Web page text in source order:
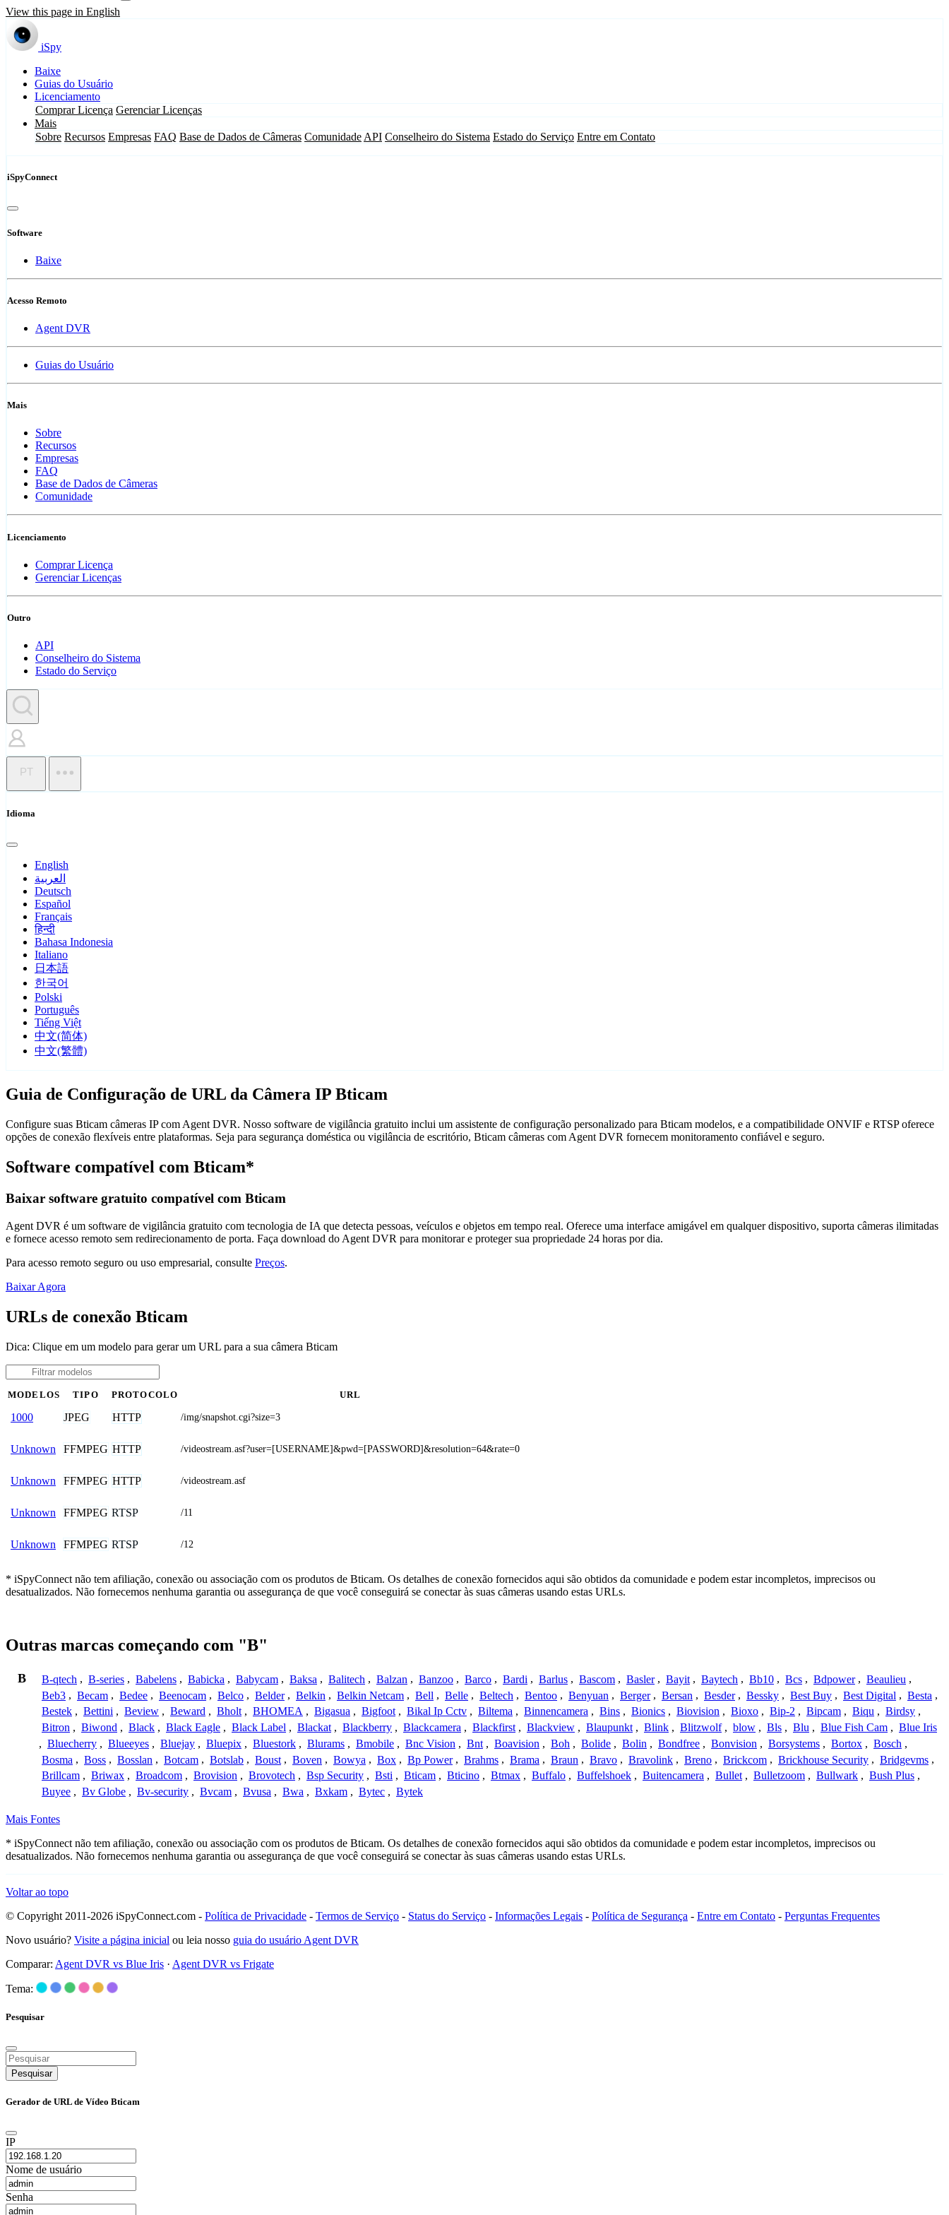
View this page in English
iSpy
Baixe
Guias do Usuário
Licenciamento
Comprar Licença Gerenciar Licenças
Mais
Sobre Recursos Empresas FAQ Base de Dados de Câmeras Comunidade API Conselheiro do Sistema Estado do Serviço Entre em Contato
iSpyConnect
Software
Baixe
Acesso Remoto
Agent DVR
Guias do Usuário
Mais
Sobre
Recursos
Empresas
FAQ
Base de Dados de Câmeras
Comunidade
Licenciamento
Comprar Licença
Gerenciar Licenças
Outro
API
Conselheiro do Sistema
Estado do Serviço
PT
Idioma
English
العربية
Deutsch
Español
Français
हिन्दी
Bahasa Indonesia
Italiano
日本語
한국어
Polski
Português
Tiếng Việt
中文(简体)
中文(繁體)
Guia de Configuração de URL da Câmera IP Bticam
Configure suas Bticam câmeras IP com Agent DVR. Nosso software de vigilância gratuito inclui um assistente de configuração personalizado para Bticam modelos, e a compatibilidade ONVIF e RTSP oferece
opções de conexão flexíveis entre plataformas. Seja para segurança doméstica ou vigilância de escritório, Bticam câmeras com Agent DVR fornecem monitoramento confiável e seguro.
Software compatível com Bticam*
Baixar software gratuito compatível com Bticam
Agent DVR é um software de vigilância gratuito com tecnologia de IA que detecta pessoas, veículos e objetos em tempo real. Oferece uma interface amigável em qualquer dispositivo, suporta câmeras ilimitadas
e fornece acesso remoto sem redirecionamento de porta. Faça download do Agent DVR para monitorar e proteger sua propriedade 24 horas por dia.
Para acesso remoto seguro ou uso empresarial, consulte Preços.
Baixar Agora
URLs de conexão Bticam
Dica: Clique em um modelo para gerar um URL para a sua câmera Bticam
MODELOS TIPO PROTOCOLO URL
1000 JPEG HTTP /img/snapshot.cgi?size=3
Unknown FFMPEG HTTP /videostream.asf?user=[USERNAME]&pwd=[PASSWORD]&resolution=64&rate=0
Unknown FFMPEG HTTP /videostream.asf
Unknown FFMPEG RTSP /11
Unknown FFMPEG RTSP /12
* iSpyConnect não tem afiliação, conexão ou associação com os produtos de Bticam. Os detalhes de conexão fornecidos aqui são obtidos da comunidade e podem estar incompletos, imprecisos ou
desatualizados. Não fornecemos nenhuma garantia ou assegurança de que você conseguirá se conectar às suas câmeras usando estas URLs.
Outras marcas começando com "B"
B B-qtech , B-series , Babelens , Babicka , Babycam , Baksa , Balitech , Balzan , Banzoo , Barco , Bardi , Barlus , Bascom , Basler , Bayit , Baytech , Bb10 , Bcs , Bdpower , Beaulieu ,
Beb3 , Becam , Bedee , Beenocam , Belco , Belder , Belkin , Belkin Netcam , Bell , Belle , Beltech , Bentoo , Benyuan , Berger , Bersan , Besder , Bessky , Best Buy , Best Digital , Besta ,
Bestek , Bettini , Beview , Beward , Bholt , BHOMEA , Bigasua , Bigfoot , Bikal Ip Cctv , Biltema , Binnencamera , Bins , Bionics , Biovision , Bioxo , Bip-2 , Bipcam , Biqu , Birdsy ,
Bitron , Biwond , Black , Black Eagle , Black Label , Blackat , Blackberry , Blackcamera , Blackfirst , Blackview , Blaupunkt , Blink , Blitzwolf , blow , Bls , Blu , Blue Fish Cam , Blue Iris
, Bluecherry , Blueeyes , Bluejay , Bluepix , Bluestork , Blurams , Bmobile , Bnc Vision , Bnt , Boavision , Boh , Bolide , Bolin , Bondfree , Bonvision , Borsystems , Bortox , Bosch ,
Bosma , Boss , Bosslan , Botcam , Botslab , Boust , Boven , Bowya , Box , Bp Power , Brahms , Brama , Braun , Bravo , Bravolink , Breno , Brickcom , Brickhouse Security , Bridgevms ,
Brillcam , Briwax , Broadcom , Brovision , Brovotech , Bsp Security , Bsti , Bticam , Bticino , Btmax , Buffalo , Buffelshoek , Buitencamera , Bullet , Bulletzoom , Bullwark , Bush Plus ,
Buyee , Bv Globe , Bv-security , Bvcam , Bvusa , Bwa , Bxkam , Bytec , Bytek
Mais Fontes
* iSpyConnect não tem afiliação, conexão ou associação com os produtos de Bticam. Os detalhes de conexão fornecidos aqui são obtidos da comunidade e podem estar incompletos, imprecisos ou
desatualizados. Não fornecemos nenhuma garantia ou assegurança de que você conseguirá se conectar às suas câmeras usando estas URLs.
Voltar ao topo
© Copyright 2011-2026 iSpyConnect.com - Política de Privacidade - Termos de Serviço - Status do Serviço - Informações Legais - Política de Segurança - Entre em Contato - Perguntas Frequentes
Novo usuário? Visite a página inicial ou leia nosso guia do usuário Agent DVR
Comparar: Agent DVR vs Blue Iris · Agent DVR vs Frigate
Tema:
Pesquisar
Pesquisar
Gerador de URL de Vídeo Bticam
IP
Nome de usuário
Senha